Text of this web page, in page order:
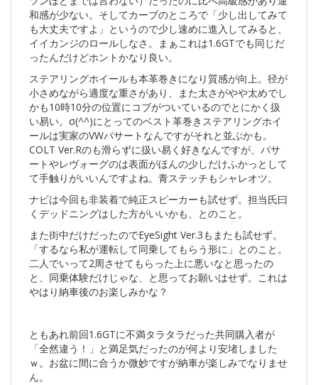
和感が少ない。そしてカーブのところで「少し出してみて
も大丈夫ですよ」というので少し速めに進入してみると、
イイカンジのロールしなさ。まぁこれは1.6GTでも同じだ
ったんだけどホントかなり良い。
ステアリングホイールも本革巻きになり質感が向上。径が
小さめながら適度な重さがあり、また太さがやや太めでし
かも10時10分の位置にコブがついているのでとにかく扱
い易い。σ(^^)にとってのベスト革巻きステアリングホイ
ールは実家のVWパサートなんですがそれと並ぶかも。
COLT Ver.Rのも滑らずに扱い易く好きなんですが、パサ
ートやレヴォーグのは表面がほんの少しだけふかっとして
て手触りがいいんですよね。青ステッチもシャレオツ。
ナビは今回も非装着で純正スピーカーも試せず。担当氏曰
くデッドニングはした方がいいかも、とのこと。
また街中だけだったのでEyeSight Ver.3もまたも試せず。
「するなら私が運転して同乗してもらう形に」とのこと。
二人でいって2周させてもらった上に悪いなと思ったの
と、同乗体験だけじゃな、と思ってお願いはせず。これは
やはり納車後のお楽しみかな？
ともあれ前回1.6GTに不満タラタラだった共同購入者が
「全然違う！」と満足気だったのが何より安堵しました
ｗ。お盆に間に合うか微妙ですが納車が楽しみでなりませ
ん。